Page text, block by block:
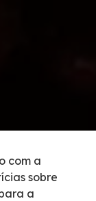
com a
sobre
a